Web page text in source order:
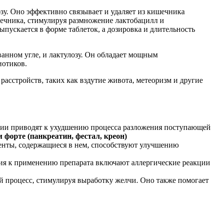
Оно эффективно связывает и удаляет из кишечника
стимулируя размножение лактобацилл и
в форме таблеток, а дозировка и длительность
угле, и лактулозу. Он обладает мощным
таких как вздутие живота, метеоризм и другие
приводят к ухудшению процесса разложения поступающей
форте (панкреатин, фестал, креон)
содержащиеся в нем, способствуют улучшению
к применению препарата включают аллергические реакции
стимулируя выработку желчи. Оно также помогает